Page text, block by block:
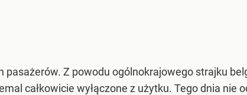
Z powodu ogólnokrajowego strajku
całkowicie wyłączone z użytku. Tego dnia nie